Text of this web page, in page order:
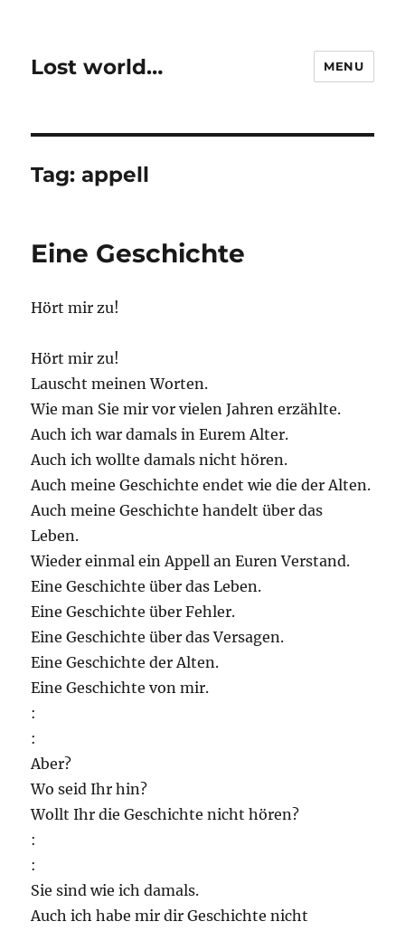
Lost world… MENU
Tag:appell
Eine Geschichte
Hört mir zu!
Hört mir zu!
Lauscht meinen Worten.
Wie man Sie mir vor vielen Jahren erzählte.
Auch ich war damals in Eurem Alter.
Auch ich wollte damals nicht hören.
Auch meine Geschichte endet wie die der Alten.
Auch meine Geschichte handelt über das
Leben.
Wieder einmal ein Appell an Euren Verstand.
Eine Geschichte über das Leben.
Eine Geschichte über Fehler.
Eine Geschichte über das Versagen.
Eine Geschichte der Alten.
Eine Geschichte von mir.
:
:
Aber?
Wo seid Ihr hin?
Wollt Ihr die Geschichte nicht hören?
:
:
Sie sind wie ich damals.
Auch ich habe mir dir Geschichte nicht